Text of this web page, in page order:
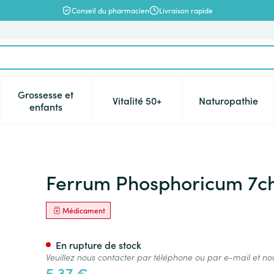
Conseil du pharmacien Livraison rapide
Beauté, soins et hygiène
menu pour la catégorie Régime, alimentation &
Grossesse et
enfantsAfficher le sous-menu pour la catégorie Grossesse
Vitalité 50+Afficher le sous-menu pour la
Naturopathie
Afficher
4g Boiron
Ferrum Phosphoricum
Médicament
En rupture de stock
Veuillez nous contacter par téléphone ou par e-mail et